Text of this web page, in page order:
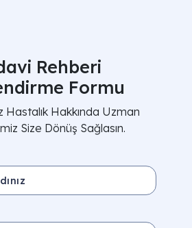
Rehberi
Formu
Hastalık Hakkında Uzman
Size Dönüş Sağlasın.